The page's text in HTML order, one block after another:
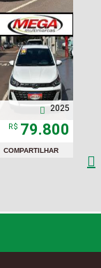
2025

R$ 79.800
COMPARTILHAR
